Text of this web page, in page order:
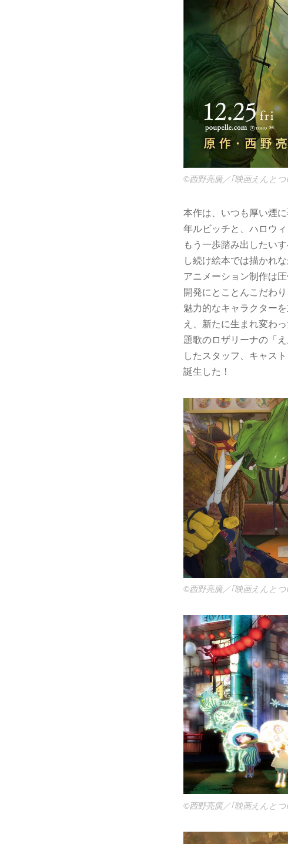
©西野亮廣／｢映画えんと
本作は、いつも厚い煙
年ルビッチと、ハロウ
もう一歩踏み出したい
し続け絵本では描かれ
アニメーション制作は
開発にとことんこだわ
魅力的なキャラクター
え、新たに生まれ変わ
題歌のロザリーナの「
したスタッフ、キャス
誕生した！
©西野亮廣／｢映画えんと
©西野亮廣／｢映画えんと